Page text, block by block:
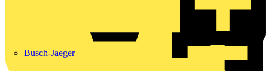
Busch-Jaeger